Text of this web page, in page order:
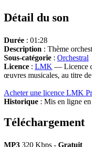
Détail du son
Durée : 01:28
Description : Thème
Sous-catégorie : Orchestral
Licence : LMK — Licence
œuvres musicales, au titre
Acheter une licence LMK
Historique : Mis en ligne
Téléchargement
MP3 320 Kbps - Gratuit